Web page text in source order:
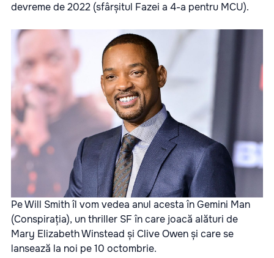
devreme de 2022 (sfârșitul Fazei a 4-a pentru MCU).
Pe Will Smith îl vom vedea anul acesta înGemini Man
(Conspirația), un thriller SF în care joacă alături de
Mary Elizabeth Winstead și Clive Owen și care se
lansează la noi pe 10 octombrie.